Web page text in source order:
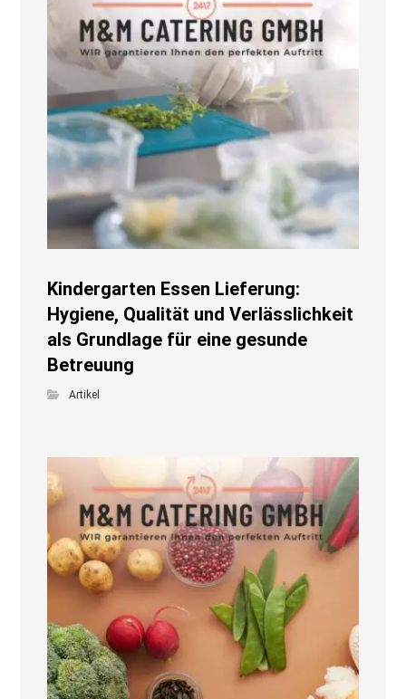
Kindergarten Essen Lieferung:
Hygiene, Qualität und Verlässlichkeit
als Grundlage für eine gesunde
Betreuung
Artikel